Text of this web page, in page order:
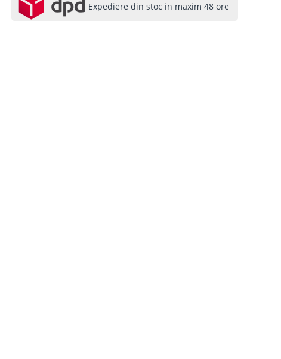
Expediere din stoc in maxim 48 ore